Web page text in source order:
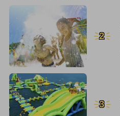
2
3